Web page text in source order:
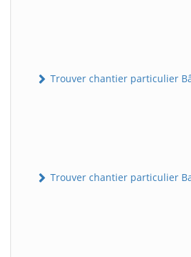
Trouver chantier particulier
Trouver chantier particulier